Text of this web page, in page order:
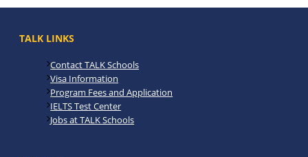
TALK LINKS
Contact TALK Schools
Visa Information
Program Fees and Application
IELTS Test Center
Jobs at TALK Schools